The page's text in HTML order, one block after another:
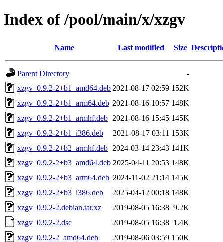
Index of /pool/main/x/xzgv
Name Last modified Size
Parent Directory
-
xzgv_0.9.2-2+b1_amd64.deb 2021-08-17 02:59 152K
xzgv_0.9.2-2+b1_arm64.deb 2021-08-16 10:57 148K
xzgv_0.9.2-2+b1_armhf.deb
2021-08-16 15:45 145K
xzgv_0.9.2-2+b1_i386.deb
2021-08-17 03:11 153K
xzgv_0.9.2-2+b2_armhf.deb
2024-03-14 23:43 141K
xzgv_0.9.2-2+b3_amd64.deb 2025-04-11 20:53 148K
xzgv_0.9.2-2+b3_arm64.deb 2024-11-02 21:14 145K
xzgv_0.9.2-2+b3_i386.deb
2025-04-12 00:18 148K
xzgv_0.9.2-2.debian.tar.xz
2019-08-05 16:38 9.2K
xzgv_0.9.2-2.dsc
2019-08-05 16:38 1.4K
xzgv_0.9.2-2_amd64.deb
2019-08-06 03:59 150K